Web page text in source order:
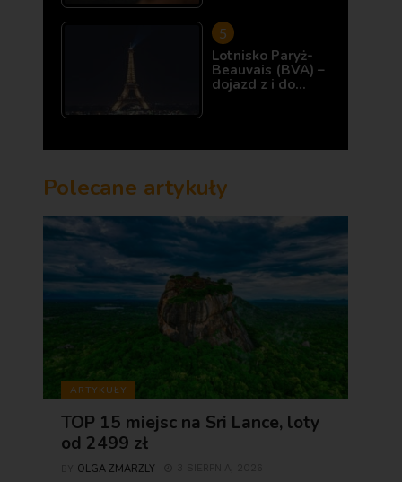
Lotnisko Paryż-
Beauvais (BVA) –
dojazd z i do…
Polecane artykuły
ARTYKUŁY
TOP 15 miejsc na Sri Lance, loty
od 2499 zł
OLGA ZMARZLY